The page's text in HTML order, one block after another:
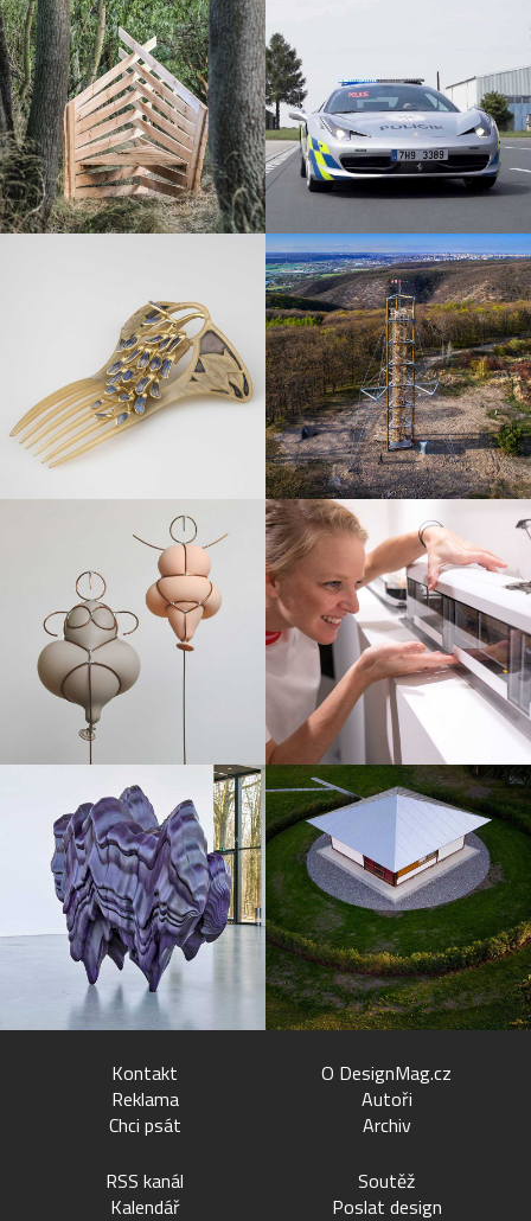
Kontakt
Reklama
Chci psát
O DesignMag.cz
Autoři
Archiv
RSS kanál
Kalendář
Soutěž
Poslat design